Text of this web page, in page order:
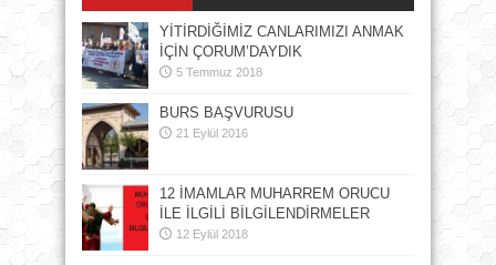
YİTİRDİĞİMİZ CANLARIMIZI ANMAK
İÇİN ÇORUM’DAYDIK
5 Temmuz 2018
BURS BAŞVURUSU
21 Eylül 2016
12 İMAMLAR MUHARREM ORUCU
İLE İLGİLİ BİLGİLENDİRMELER
12 Eylül 2018